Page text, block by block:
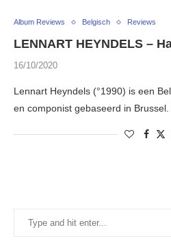
Album Reviews Belgisch Reviews
LENNART HEYNDELS –
16/10/2020
Lennart Heyndels (°1990) is een
en componist gebaseerd in